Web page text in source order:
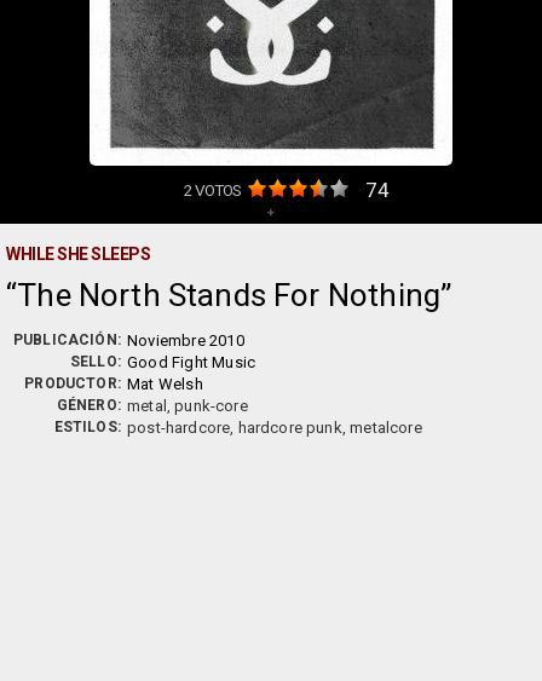
2VOTOS 74
+
WHILE SHE SLEEPS
The North Stands For Nothing
PUBLICACIÓN: Noviembre 2010
SELLO: Good Fight Music
PRODUCTOR: Mat Welsh
GÉNERO: metal, punk-core
ESTILOS: post-hardcore, hardcore punk, metalcore